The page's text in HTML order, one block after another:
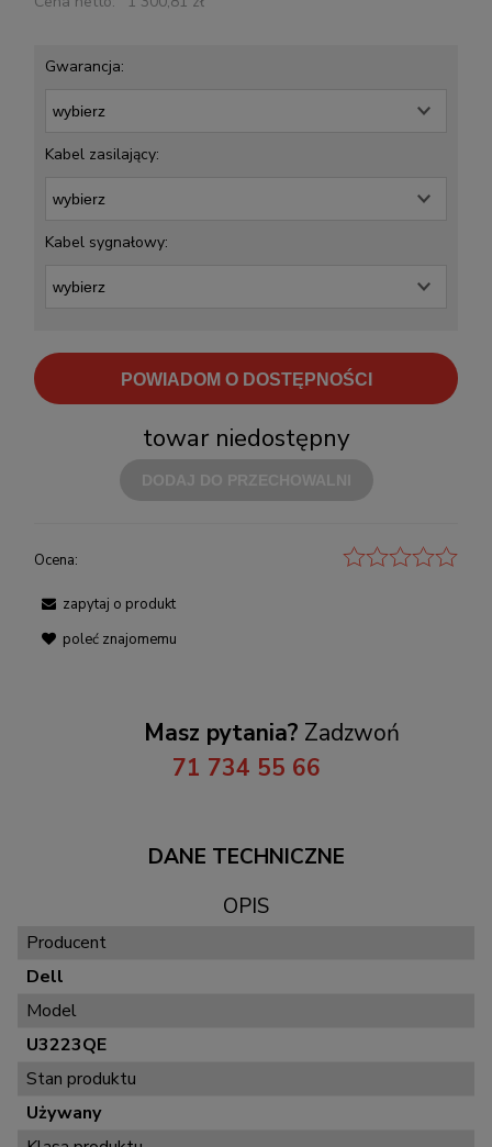
Gwarancja:
Kabel zasilający:
Kabel sygnałowy:
POWIADOM O DOSTĘPNOŚCI
towar niedostępny
Ocena:
zapytaj o produkt
poleć znajomemu
Masz pytania? Zadzwoń
71 734 55 66
DANE TECHNICZNE
OPIS
Producent
Dell
Model
U3223QE
Stan produktu
Używany